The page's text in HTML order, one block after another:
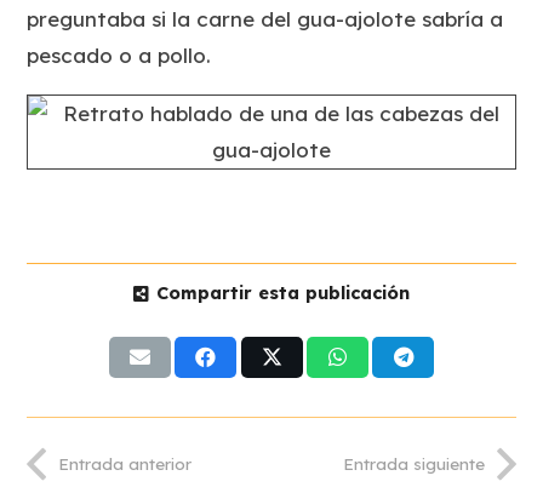
preguntaba si la carne del gua-ajolote sabría a
pescado o a pollo.
Compartir esta publicación
Entrada anterior Entrada siguiente